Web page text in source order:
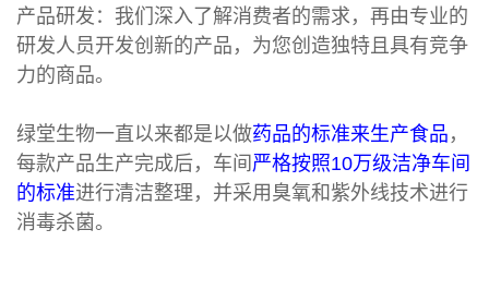
产品研发：我们深入了解消费者的需求，再由专业的
研发人员开发创新的产品，为您创造独特且具有竞争
力的商品。
绿堂生物一直以来都是以做药品的标准来生产食品 ，
每款产品生产完成后，车间 严格按照10万级洁净车间
的标准进行清洁整理，并采用臭氧和紫外线技术进行
消毒杀菌。